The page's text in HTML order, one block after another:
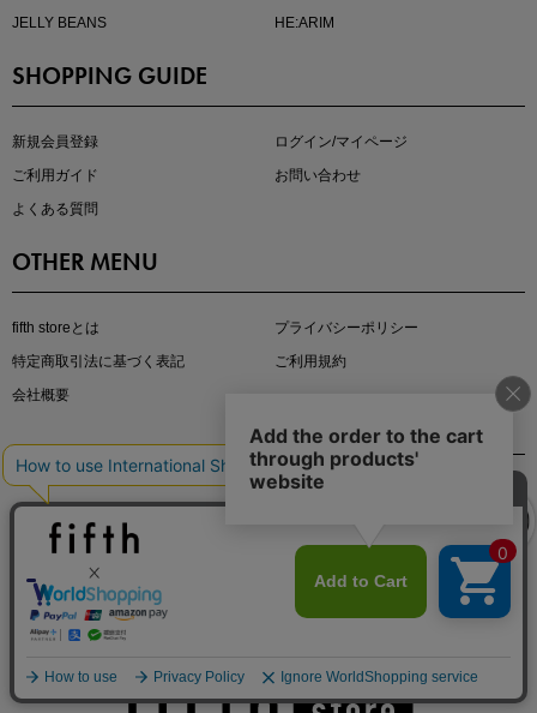
マストバイアイテム
涼やかサマーパンツ
JELLY BEANS
HE:ARIM
SHOPPING GUIDE
新規会員登録
ログイン/マイページ
ご利用ガイド
お問い合わせ
よくある質問
OTHER MENU
fifth storeとは
プライバシーポリシー
特定商取引法に基づく表記
ご利用規約
会社概要